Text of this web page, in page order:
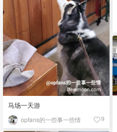
马场一天游
opfans的一些事一些情 9